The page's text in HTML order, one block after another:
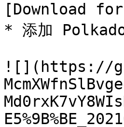
[Download
* 添加
![](https://